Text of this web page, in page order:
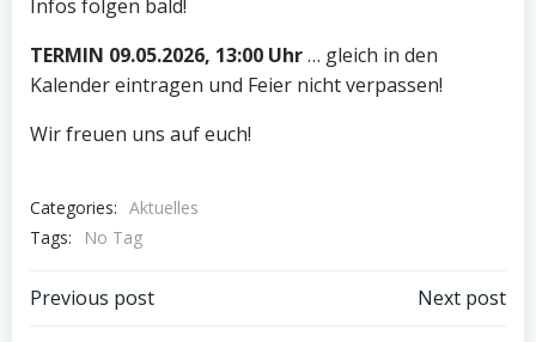
Infos folgen bald!
TERMIN 09.05.2026, 13:00 Uhr… gleich in den
Kalender eintragen und Feier nicht verpassen!
Wir freuen uns auf euch!
Categories: Aktuelles
Tags:
No Tag
Post
Previous post Next post